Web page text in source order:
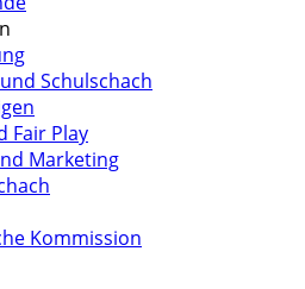
Schulschach
Fair Play
Marketing
Kommission